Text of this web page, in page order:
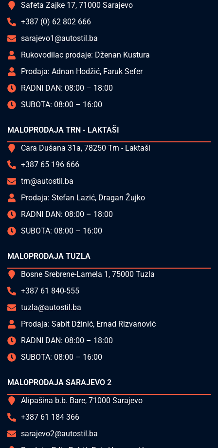
Safeta Zajke 17, 71000 Sarajevo
+387 (0) 62 802 666
sarajevo1@autostil.ba
Rukovodilac prodaje: Dženan Kustura
Prodaja: Adnan Hodžić, Faruk Sefer
RADNI DAN: 08:00 – 18:00
SUBOTA: 08:00 – 16:00
MALOPRODAJA TRN - LAKTAŠI
Cara Dušana 31a, 78250 Trn - Laktaši
+387 65 196 666
trn@autostil.ba
Prodaja: Stefan Lazić, Dragan Žujko
RADNI DAN: 08:00 – 18:00
SUBOTA: 08:00 – 16:00
MALOPRODAJA TUZLA
Bosne Srebrene-Lamela 1, 75000 Tuzla
+387 61 840-555
tuzla@autostil.ba
Prodaja: Sabit Džinić, Ernad Rizvanović
RADNI DAN: 08:00 – 18:00
SUBOTA: 08:00 – 16:00
MALOPRODAJA SARAJEVO 2
Alipašina b.b. Bare, 71000 Sarajevo
+387 61 184 366
sarajevo2@autostil.ba